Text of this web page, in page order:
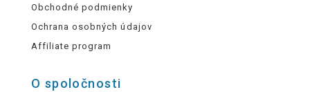
Obchodné podmienky
Ochrana osobných údajov
Affiliate program
O spoločnosti